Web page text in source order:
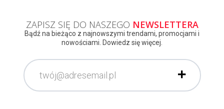
ZAPISZ SIĘ DO NASZEGO NEWSLETTERA
Bądź na bieżąco z najnowszymi trendami, promocjami i
nowościami. Dowiedz się więcej.